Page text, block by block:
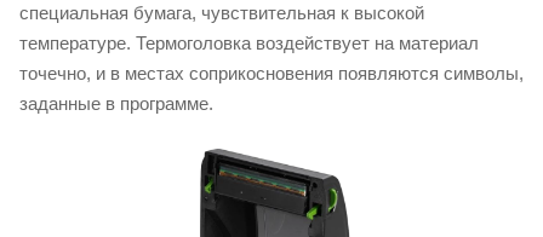
специальная бумага, чувствительная к высокой
температуре. Термоголовка воздействует на материал
точечно, и в местах соприкосновения появляются символы,
заданные в программе.